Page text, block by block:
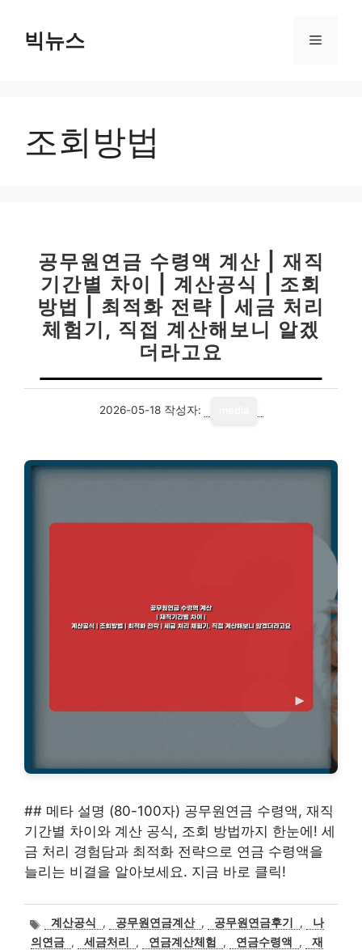
빅뉴스 메
조회방법
공무원연금 수령액 계산 | 재직
기간별 차이 | 계산공식 | 조회
방법 | 최적화 전략 | 세금 처리
체험기, 직접 계산해보니 알겠
더라고요
2026-05-18 작성자:
## 메타 설명 (80-100자) 공무원연금 수령액, 재직
기간별 차이와 계산 공식, 조회 방법까지 한눈에! 세
금 처리 경험담과 최적화 전략으로 연금 수령액을
늘리는 비결을 알아보세요. 지금 바로 클릭!
태
그
계산공식 , 공무원연금계산 , 공무원연금후기 ,
나
의연금 , 세금처리 , 연금계산체험 , 연금수령액 ,
재